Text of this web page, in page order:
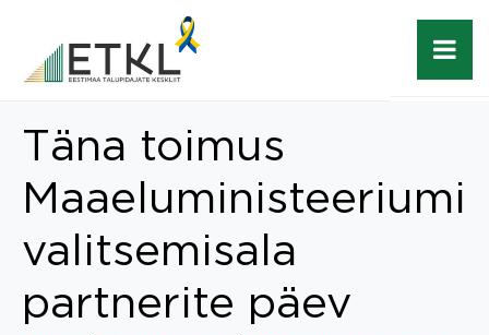
Täna toimus
Maaeluministeeriumi
valitsemisala
partnerite päev